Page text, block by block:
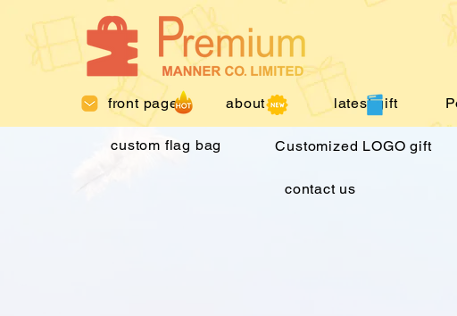
front page about us latest gift
custom flag bag Customized LOGO gift
contact us